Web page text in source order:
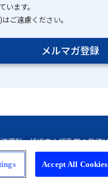
ます。
ご遠慮ください。
メルマガ登録
Accept All Cookies